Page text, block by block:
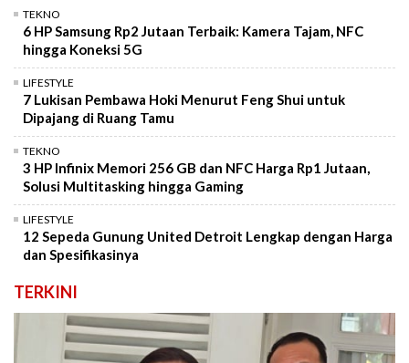
TEKNO
6 HP Samsung Rp2 Jutaan Terbaik: Kamera Tajam, NFC
hingga Koneksi 5G
LIFESTYLE
7 Lukisan Pembawa Hoki Menurut Feng Shui untuk
Dipajang di Ruang Tamu
TEKNO
3 HP Infinix Memori 256 GB dan NFC Harga Rp1 Jutaan,
Solusi Multitasking hingga Gaming
LIFESTYLE
12 Sepeda Gunung United Detroit Lengkap dengan Harga
dan Spesifikasinya
TERKINI